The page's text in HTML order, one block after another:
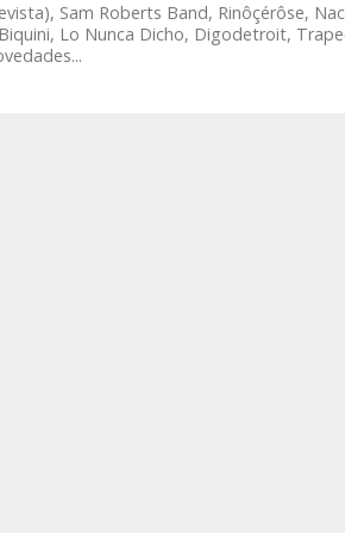
Sam Roberts Band, Rinôçérôse,
Lo Nunca Dicho, Digodetroit,